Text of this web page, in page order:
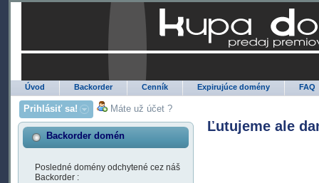
Úvod Backorder Cenník Expirujúce domény FAQ
Prihlásiť sa! Máte už účet ?
Backorder domén
Posledné domény odchytené cez náš
Backorder :
Ľutujeme ale